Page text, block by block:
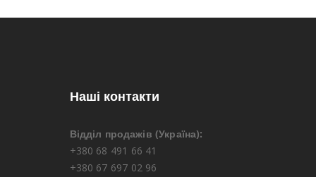
Наші контакти
Відділ продажів (Україна):
+380 68 491 66 41
+380 67 697 02 96